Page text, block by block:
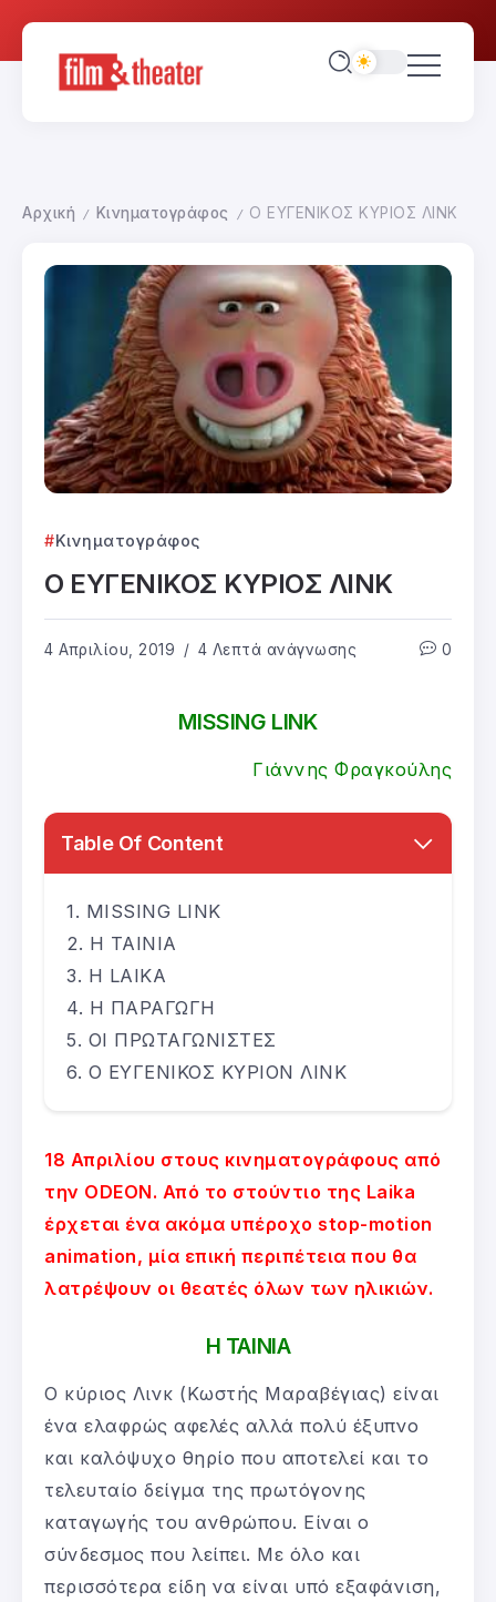
Αρχική / Κινηματογράφος / Ο ΕΥΓΕΝΙΚΟΣ ΚΥΡΙΟΣ ΛΙΝΚ
Κινηματογράφος
Ο ΕΥΓΕΝΙΚΟΣ ΚΥΡΙΟΣ ΛΙΝΚ
4 Απριλίου, 2019 4 Λεπτά ανάγνωσης 0
MISSING LINK
Γιάννης Φραγκούλης
Table Of Content
MISSING LINK
Η ΤΑΙΝΙΑ
Η LAIKA
Η ΠΑΡΑΓΩΓΗ
ΟΙ ΠΡΩΤΑΓΩΝΙΣΤΕΣ
Ο ΕΥΓΕΝΙΚΟΣ ΚΥΡΙΟΝ ΛΙΝΚ
18 Απριλίου στους κινηματογράφους από
την ODEON. Από το στούντιο της Laika
έρχεται ένα ακόμα υπέροχο stop-motion
animation, μία επική περιπέτεια που θα
λατρέψουν οι θεατές όλων των ηλικιών.
Η ΤΑΙΝΙΑ
Ο κύριος Λινκ (Κωστής Μαραβέγιας) είναι
ένα ελαφρώς αφελές αλλά πολύ έξυπνο
και καλόψυχο θηρίο που αποτελεί και το
τελευταίο δείγμα της πρωτόγονης
καταγωγής του ανθρώπου. Είναι ο
σύνδεσμος που λείπει. Με όλο και
περισσότερα είδη να είναι υπό εξαφάνιση,